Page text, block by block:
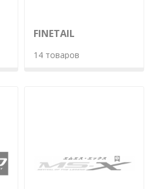
FINETAIL
14 товаров